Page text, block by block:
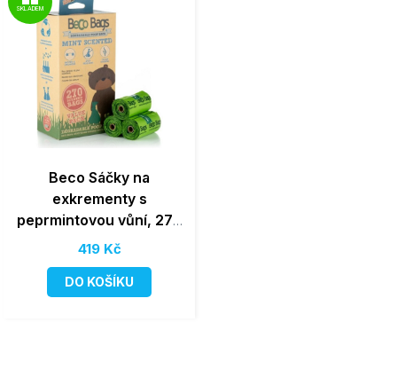
SKLADEM
Beco Sáčky na
exkrementy s
peprmintovou vůní, 270
ks, ekologické
419 Kč
DO KOŠÍKU